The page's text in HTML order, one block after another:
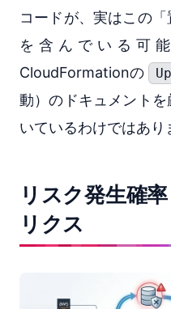
コードが、実はこの
を含んでいる可
CloudFormationの
動）のドキュメント
いているわけではあり
リスク発生確
リクス